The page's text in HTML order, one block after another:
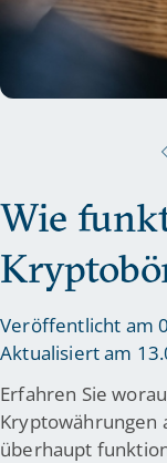
Wie
Veröffentlicht am
Aktualisiert am
Erfahren Sie
Kryptowährungen
überhaupt